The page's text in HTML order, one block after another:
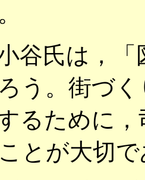
谷氏は，「
う。街づ
るために
とが大切